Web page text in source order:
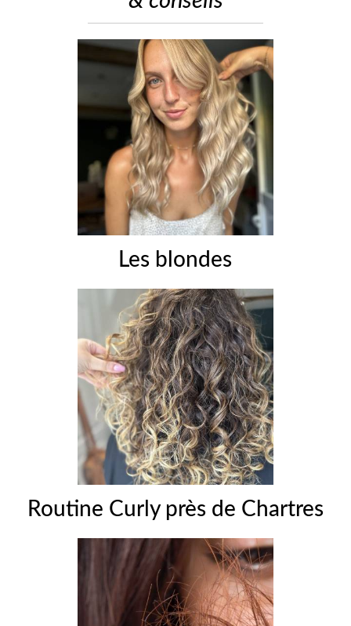
Les blondes
Routine Curly près de Chartres